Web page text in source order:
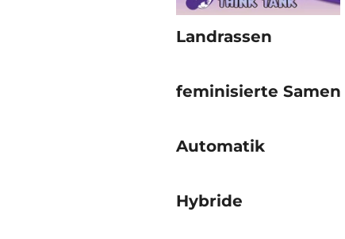
Landrassen
feminisierte Samen
Automatik
Hybride